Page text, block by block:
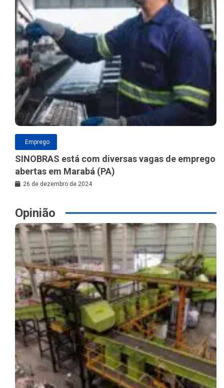
Emprego
SINOBRAS está com diversas vagas de emprego
abertas em Marabá (PA)
26 de dezembro de 2024
Opinião